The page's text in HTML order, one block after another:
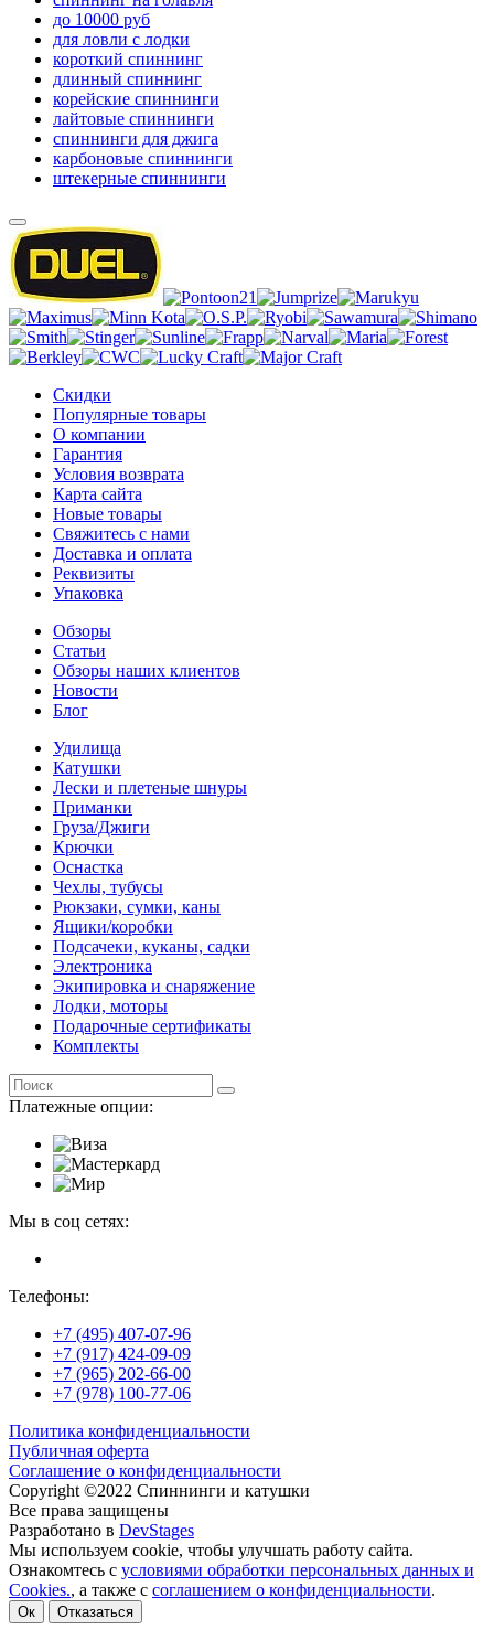
до 10000 руб
для ловли с лодки
короткий спиннинг
длинный спиннинг
корейские спиннинги
лайтовые спиннинги
спиннинги для джига
карбоновые спиннинги
штекерные спиннинги
Скидки
Популярные товары
О компании
Гарантия
Условия возврата
Карта сайта
Новые товары
Свяжитесь с нами
Доставка и оплата
Реквизиты
Упаковка
Обзоры
Статьи
Обзоры наших клиентов
Новости
Блог
Удилища
Катушки
Лески и плетеные шнуры
Приманки
Груза/Джиги
Крючки
Оснастка
Чехлы, тубусы
Рюкзаки, сумки, каны
Ящики/коробки
Подсачеки, куканы, садки
Электроника
Экипировка и снаряжение
Лодки, моторы
Подарочные сертификаты
Комплекты
Платежные опции:
Мы в соц сетях:
Телефоны:
+7 (495) 407-07-96
+7 (917) 424-09-09
+7 (965) 202-66-00
+7 (978) 100-77-06
Политика конфиденциальности
Публичная оферта
Соглашение о конфиденциальности
Copyright ©2022 Спиннинги и катушки
Все права защищены
Разработано в DevStages
Мы используем cookie, чтобы улучшать работу сайта.
Ознакомтесь с условиями обработки персональных данных и
Cookies., а также с соглашением о конфиденциальности.
Ок Отказаться